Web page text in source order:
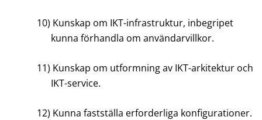
10) Kunskap om IKT-infrastruktur, inbegripet
kunna förhandla om användarvillkor.
11) Kunskap om utformning av IKT-arkitektur och
IKT-service.
12) Kunna fastställa erforderliga konfigurationer.